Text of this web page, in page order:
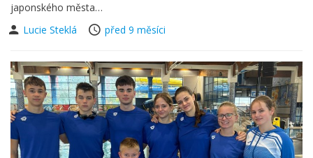
japonského města…
Lucie Steklá
před 9 měsíci